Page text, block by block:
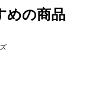
めの商品